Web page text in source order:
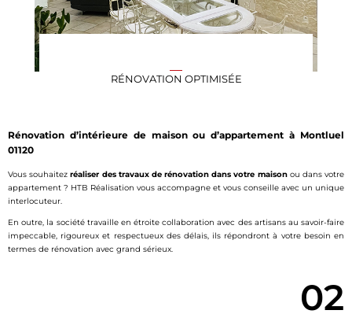
RÉNOVATION OPTIMISÉE
Rénovation d’intérieure de maison ou d’appartement à Montluel
01120
Vous souhaitezréaliser des travaux de rénovation dans votre maisonou dans votre
appartement ? HTB Réalisation vous accompagne et vous conseille avec un unique
interlocuteur.
En outre, la société travaille en étroite collaboration avec des artisans au savoir-faire
impeccable, rigoureux et respectueux des délais, ils répondront à votre besoin en
termes de rénovation avec grand sérieux.
02